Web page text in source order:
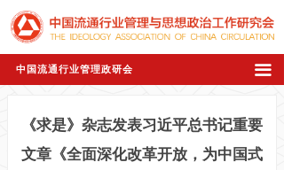
끀
中国流通行业管理政研会
《求是》杂志发表习近平总书记重要
文章《全面深化改革开放，为中国式